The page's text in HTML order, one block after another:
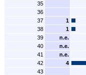
35
36
37
1
38
1
39
n.e.
40
n.e.
41
n.e.
42
4
43